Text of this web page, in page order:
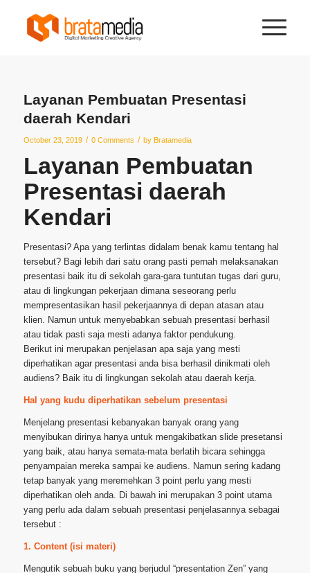
Layanan Pembuatan Presentasi
daerah Kendari
October 23, 2019 / 0 Comments / by Bratamedia
Layanan Pembuatan
Presentasi daerah
Kendari
Presentasi? Apa yang terlintas didalam benak kamu tentang hal
tersebut? Bagi lebih dari satu orang pasti pernah melaksanakan
presentasi baik itu di sekolah gara-gara tuntutan tugas dari guru,
atau di lingkungan pekerjaan dimana seseorang perlu
mempresentasikan hasil pekerjaannya di depan atasan atau
klien. Namun untuk menyebabkan sebuah presentasi berhasil
atau tidak pasti saja mesti adanya faktor pendukung.
Berikut ini merupakan penjelasan apa saja yang mesti
diperhatikan agar presentasi anda bisa berhasil dinikmati oleh
audiens? Baik itu di lingkungan sekolah atau daerah kerja.
Hal yang kudu diperhatikan sebelum presentasi
Menjelang presentasi kebanyakan banyak orang yang
menyibukan dirinya hanya untuk mengakibatkan slide presetansi
yang baik, atau hanya semata-mata berlatih bicara sehingga
penyampaian mereka sampai ke audiens. Namun sering kadang
tetap banyak yang meremehkan 3 point perlu yang mesti
diperhatikan oleh anda. Di bawah ini merupakan 3 point utama
yang perlu ada dalam sebuah presentasi penjelasannya sebagai
tersebut :
1. Content (isi materi)
Mengutik sebuah buku yang berjudul “presentation Zen” yang